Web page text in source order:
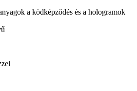
a ködképződés és a hologramok